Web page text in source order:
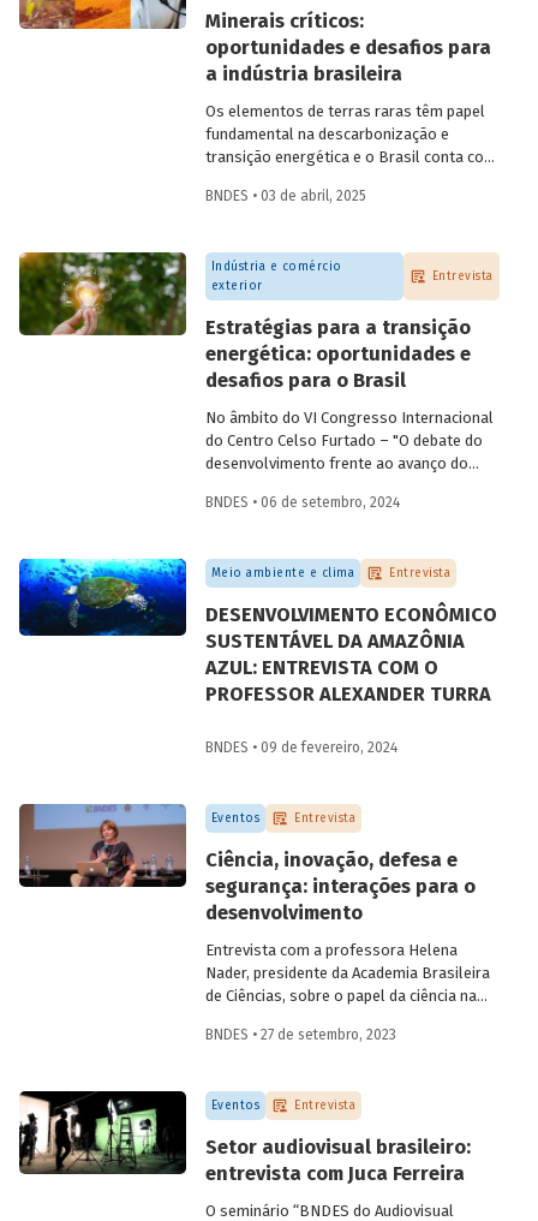
dessas cooperativas na economia local.
Minerais críticos:
oportunidades e desafios para
a indústria brasileira
Os elementos de terras raras têm papel
fundamental na descarbonização e
transição energética e o Brasil conta com
despontar comoplayer
Karayannopoulos, especialista na
indústria de terras raras e minerais
críticos, para entender o potencial do
Brasil e alguns passos que precisam ser
tomados para alcançarmos esse objetivo.
BNDES • 03 de abril, 2025
Indústria e comércio
exterior
Entrevista
Estratégias para a transição
energética: oportunidades e
desafios para o Brasil
No âmbito do VI Congresso Internacional
do Centro Celso Furtado – "O debate do
desenvolvimento frente ao avanço do
professor André Tosi Furtado, doutor pela
Sorbonne) e professor titular da Unicamp,
sobre estratégias nacionais de transição
BNDES • 06 de setembro, 2024
Meio ambiente e clima Entrevista
DESENVOLVIMENTO ECONÔMICO
SUSTENTÁVEL DA AMAZÔNIA
AZUL: ENTREVISTA COM O
PROFESSOR ALEXANDER TURRA
BNDES • 09 de fevereiro, 2024
Eventos Entrevista
Ciência, inovação, defesa e
segurança: interações para o
desenvolvimento
Entrevista com a professora Helena
Nader, presidente da Academia Brasileira
de Ciências, sobre o papel da ciência na
importância da multidisciplinaridade e da
BNDES • 27 de setembro, 2023
Eventos Entrevista
Setor audiovisual brasileiro:
entrevista com Juca Ferreira
O seminário “BNDES do Audiovisual